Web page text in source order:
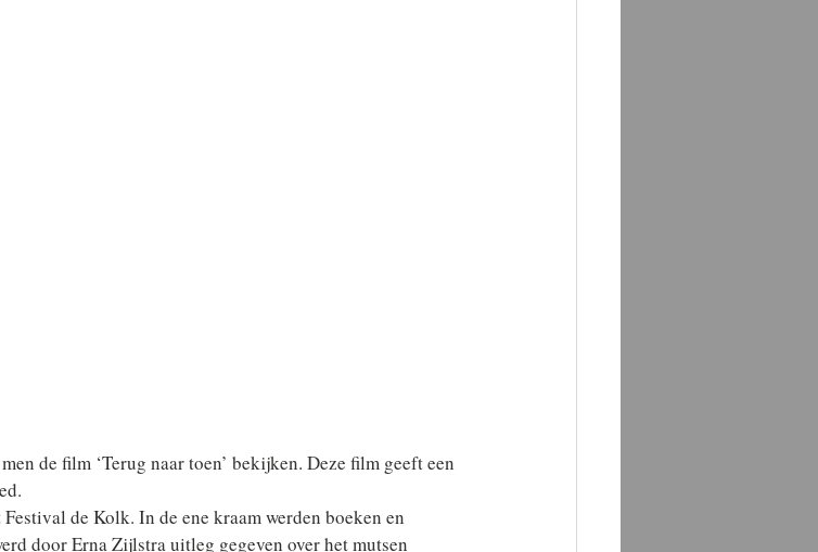
de film ‘Terug naar toen’ bekijken. Deze film geeft een
de Kolk. In de ene kraam werden boeken en
door Erna Zijlstra uitleg gegeven over het mutsen